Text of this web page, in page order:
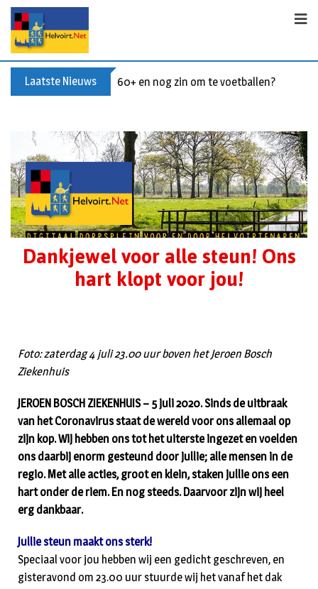
Laatste Nieuws Buxusplanten in brand in Biezenmortel,
Dankjewel voor alle steun! Ons
hart klopt voor jou!
Foto: zaterdag 4 juli 23.00 uur boven het Jeroen Bosch
Ziekenhuis
JEROEN BOSCH ZIEKENHUIS – 5 juli 2020. Sinds de uitbraak
van het Coronavirus staat de wereld voor ons allemaal op
zijn kop. Wij hebben ons tot het uiterste ingezet en voelden
ons daarbij enorm gesteund door jullie; alle mensen in de
regio. Met alle acties, groot en klein, staken jullie ons een
hart onder de riem. En nog steeds. Daarvoor zijn wij heel
erg dankbaar.
Jullie steun maakt ons sterk!
Speciaal voor jou hebben wij een gedicht geschreven, en
gisteravond om 23.00 uur stuurde wij het vanaf het dak